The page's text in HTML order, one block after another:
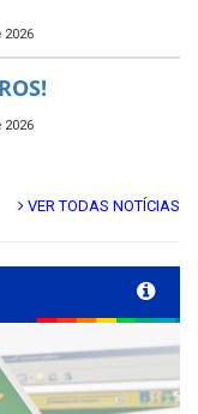
2026
2026
VER TODAS NOTÍCIAS